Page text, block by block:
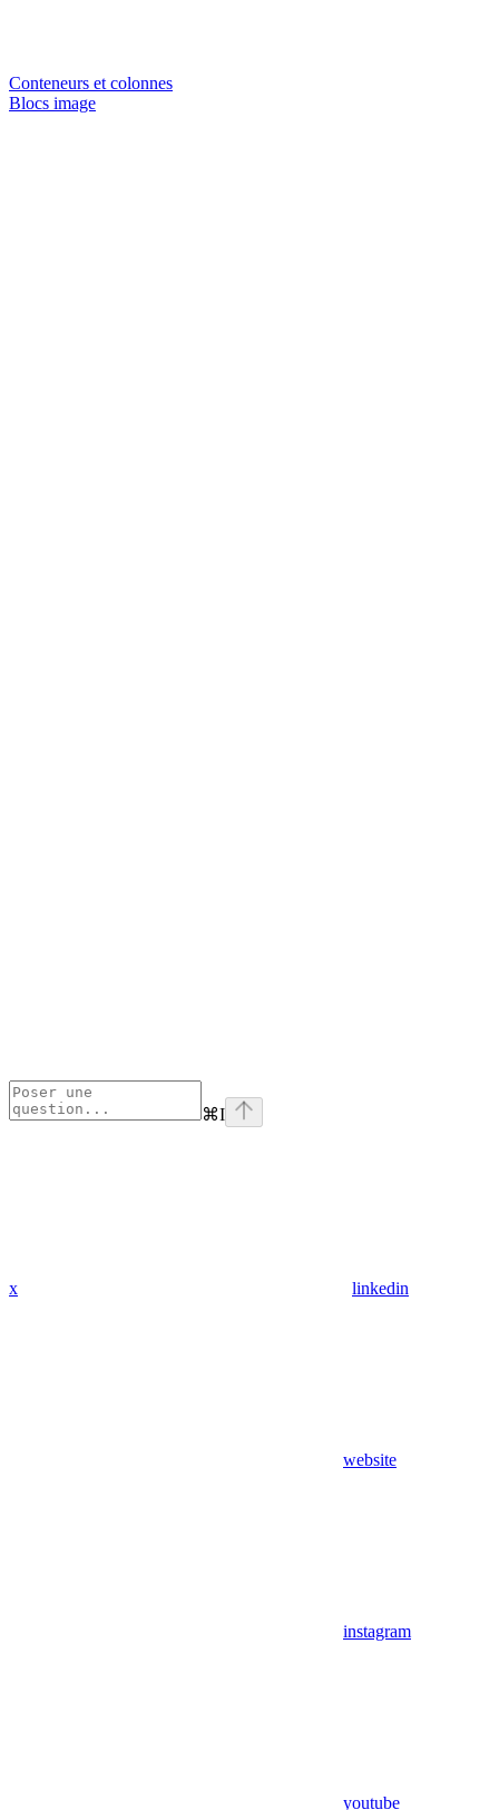
Conteneurs et colonnes
Blocs image
⌘I
x linkedin
website
instagram
youtube